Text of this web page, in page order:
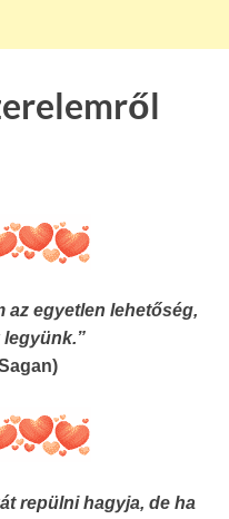
az egyetlen lehetőség,
repülni hagyja, de ha